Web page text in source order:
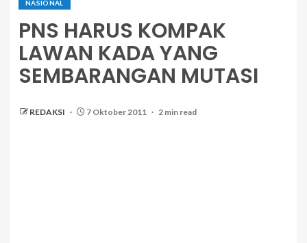
NASIONAL
PNS HARUS KOMPAK
LAWAN KADA YANG
SEMBARANGAN MUTASI
REDAKSI 7 Oktober 2011 2 min read